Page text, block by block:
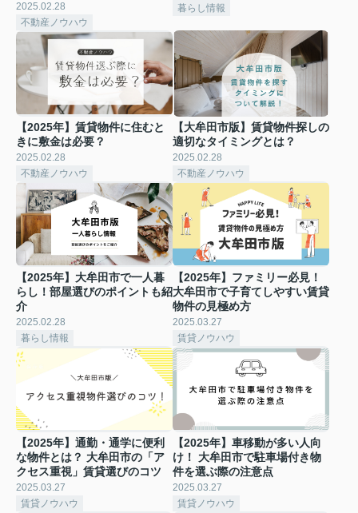
2025.02.28
不動産ノウハウ
暮らし情報
【2025年】賃貸物件に住むと
きに敷金は必要？
2025.02.28
不動産ノウハウ
【大牟田市版】賃貸物件探しの
適切なタイミングとは？
2025.02.28
不動産ノウハウ
【2025年】大牟田市で一人暮
らし！部屋選びのポイントも紹
介
2025.02.28
暮らし情報
【2025年】ファミリー必見！
大牟田市で子育てしやすい賃貸
物件の見極め方
2025.03.27
賃貸ノウハウ
【2025年】通勤・通学に便利
な物件とは？ 大牟田市の「ア
クセス重視」賃貸選びのコツ
2025.03.27
賃貸ノウハウ
【2025年】車移動が多い人向
け！ 大牟田市で駐車場付き物
件を選ぶ際の注意点
2025.03.27
賃貸ノウハウ